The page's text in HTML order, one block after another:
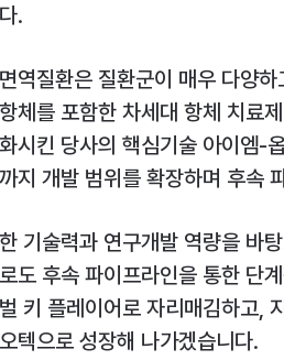
.
역질환은 질환군이 매우 다양
체를 포함한 차세대 항체 치료
시킨 당사의 핵심기술 아이엠
지 개발 범위를 확장하며 후속
기술력과 연구개발 역량을 바
도 후속 파이프라인을 통한 단
키 플레이어로 자리매김하고,
텍으로 성장해 나가겠습니다.